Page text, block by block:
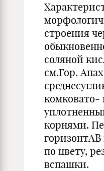
строения
соляной
см.Гор.
комковато-
корнями.
по цвету,
вспашки.